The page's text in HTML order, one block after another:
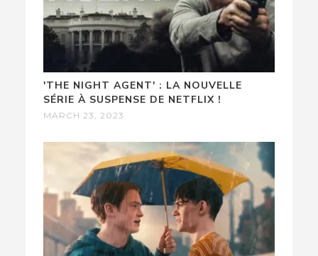
'THE NIGHT AGENT' : LA NOUVELLE
SÉRIE À SUSPENSE DE NETFLIX !
MARCH 23, 2023